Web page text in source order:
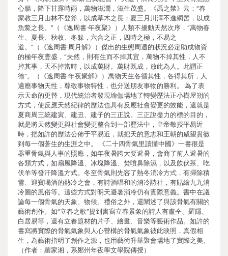
心腸，降下甘露時雨，萬物滋潤，滋生茂盛。《禹之禁》云：“春
家教三月山林不登斧，以成草木之長；夏三月川澤不進網罟，以成
魚鱉之長。”（《逸周書·年夜聚》）人類不擾動天然次序，“萬物春
生、夏長、秋收、冬躲，六合之正，四時之極，不易之
道。”（《逸周書·周月解》）傑出的生態周遭的狀況必定助成物資
的極年夜豐盛，“夫然，則有生而不掉其宜，萬物不掉其性，人不
掉其事，天不掉當時，以成萬財。萬財既成，放此為人。此謂正
德”。（《逸周書·年夜聚解》）萬物天生各循其性，各得其所，人
適應事物天性，尊敬事物特性，也分送朋友事物的勝利。 為了表
示天命的更替，現代統治者發現瑜伽場地了轉變歷法正小樹屋朔的
方式，使反應天然紀律的歷法也具有反應社會變更的效能，這就是
夏商周三統建寅、建丑、建子的三正說。三正說盡力的標的目的，
就是將天然變更與社會變更整合到一部歷法中，皇帝敬授平易近
時，把如許的歷法公佈于平易近，就把天的意志和王朝的威望貫徹
到每一個蒼生的生涯之中。 《二十四骨氣里讀懂中國》一書很是
器重骨氣與人事的照應，如年夜暑誇大要避暑，會商了前人避暑的
各類方式，如扇風降溫、冰塊降溫、焚噴鼻除濕，以及飲伏茶、吃
伏羊等發汗降溫方式。冬至骨氣則先容了熱冬消冷方式，有掃除積
雪、迎賓喝酒的熱冷之會，有詩酒唱和的消冷詩社，有貼繪九九消
冷圖的風俗等。這些方式對明天避暑消冷仍有實際意義。書中在議
論每一個骨氣的天象、物候、禮俗之外，還闡述了與該骨氣有關的
藝術創作。如“立春之歌”提到書寫立春景象的詩人有盧仝、羅隱、
白居易等，還有立春題材的片子、繪畫、音樂等藝術作品。如許的
書寫將實際的骨氣氣象與人心營構的骨氣氣象彼此映照，真假相
生，為藝術指明了創作之源，也用藝術升華聚會場地了實際之美。
（作者：羅家湘，系鄭州年夜學文學院傳授）